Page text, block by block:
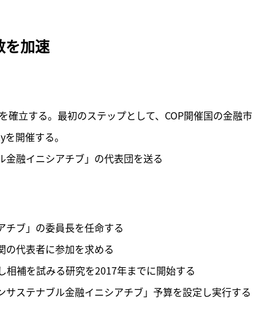
を加速
確立する。最初のステップとして、COP開催国の金融市
開催する。
融イニシアチブ」の代表団を送る
チブ」の委員長を任命する
の代表者に参加を求める
補を試みる研究を2017年までに開始する
ステナブル金融イニシアチブ」予算を設定し実行する
ログイン